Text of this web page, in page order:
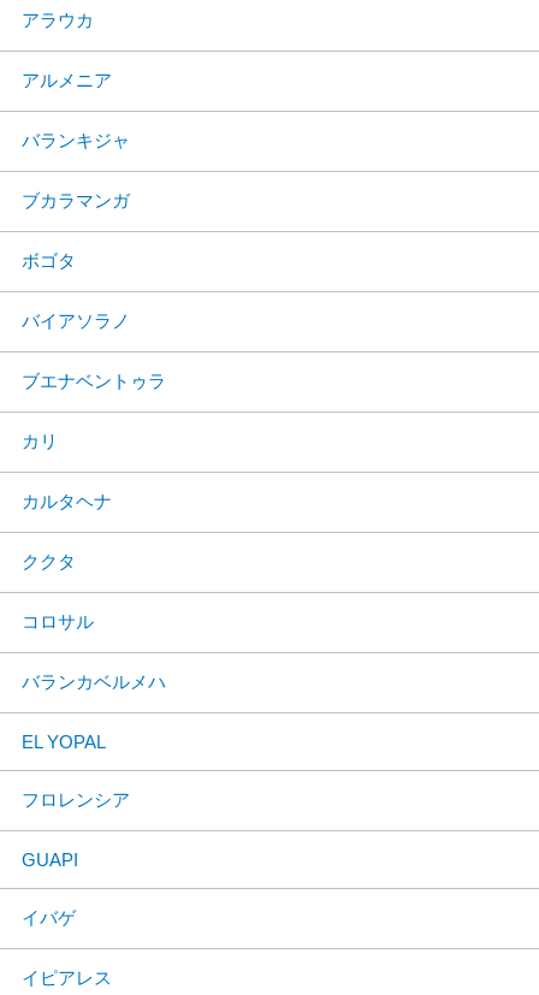
アラウカ
アルメニア
バランキジャ
ブカラマンガ
ボゴタ
バイアソラノ
ブエナベントゥラ
カリ
カルタヘナ
ククタ
コロサル
バランカベルメハ
EL YOPAL
フロレンシア
GUAPI
イバゲ
イピアレス